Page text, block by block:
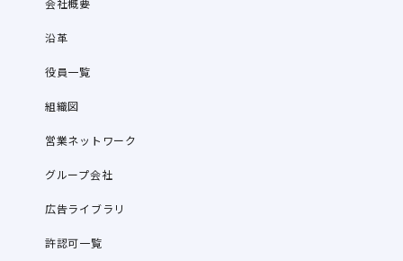
会社概要
沿革
役員一覧
組織図
営業ネットワーク
グループ会社
広告ライブラリ
許認可一覧